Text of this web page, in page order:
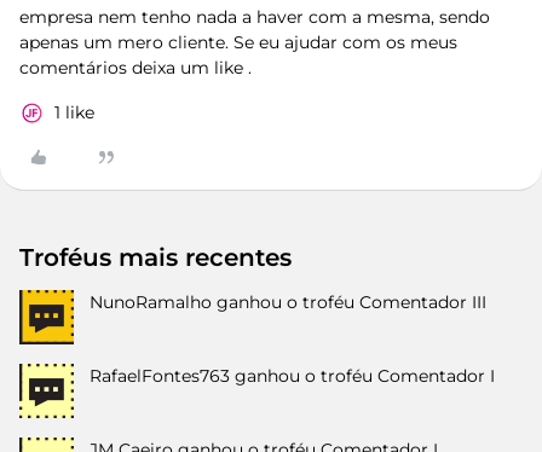
empresa nem tenho nada a haver com a mesma, sendo
apenas um mero cliente. Se eu ajudar com os meus
comentários deixa um like .
1 like
Troféus mais recentes
NunoRamalho ganhou o troféu Comentador III
RafaelFontes763 ganhou o troféu Comentador I